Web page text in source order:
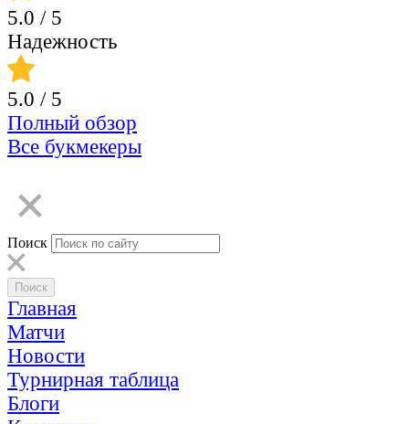
5.0 / 5
Надежность
5.0 / 5
Полный обзор
Все букмекеры
Поиск
Главная
Матчи
Новости
Турнирная таблица
Блоги